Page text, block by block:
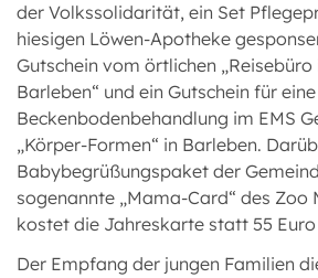
der Volkssolidarität, ein Set
hiesigen Löwen-Apotheke
Gutschein vom örtlichen „Reisebüro
Barleben“ und ein Gutschein für eine
Beckenbodenbehandlung im EMS
„Körper-Formen“ in Barleben.
Babybegrüßungspaket der
sogenannte „Mama-Card“ des
kostet die Jahreskarte statt 55 Euro
Der Empfang der jungen Familien